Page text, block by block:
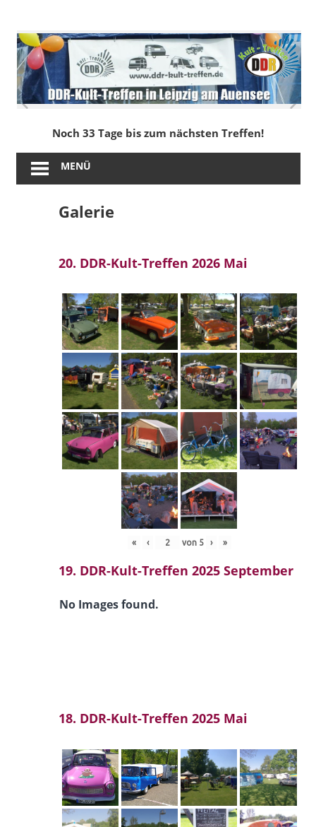
springen
DDR-
Kult-
Treffen
in
Leipzig
am
Noch 33 Tage bis zum nächsten Treffen!
MENÜ
Galerie
20. DDR-Kult-Treffen 2026 Mai
« ‹ von 5 › »
19. DDR-Kult-Treffen 2025 September
No Images found.
18. DDR-Kult-Treffen 2025 Mai